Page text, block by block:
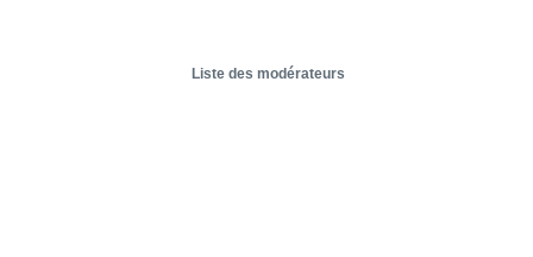
Liste des modérateurs